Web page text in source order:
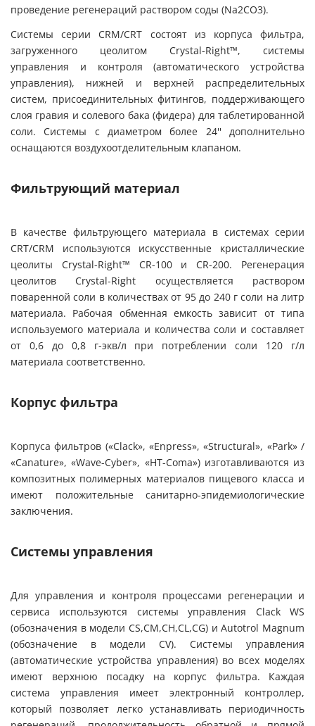
проведение регенераций раствором соды (Na2CO3).
Системы серии CRM/CRT состоят из корпуса фильтра,
загруженного цеолитом Crystal-Right™, системы
управления и контроля (автоматического устройства
управления), нижней и верхней распределительных
систем, присоединительных фитингов, поддерживающего
слоя гравия и солевого бака (фидера) для таблетированной
соли. Системы с диаметром более 24'' дополнительно
оснащаются воздухоотделительным клапаном.
Фильтрующий материал
В качестве фильтрующего материала в системах серии
CRT/CRM используются искусственные кристаллические
цеолиты Crystal-Right™ CR-100 и CR-200. Регенерация
цеолитов Crystal-Right осуществляется раствором
поваренной соли в количествах от 95 до 240 г соли на литр
материала. Рабочая обменная емкость зависит от типа
используемого материала и количества соли и составляет
от 0,6 до 0,8 г-экв/л при потреблении соли 120 г/л
материала соответственно.
Корпус фильтра
Корпуса фильтров («Clack», «Enpress», «Structural», «Park» /
«Canature», «Wave-Cyber», «HT-Coma») изготавливаются из
композитных полимерных материалов пищевого класса и
имеют положительные санитарно-эпидемиологические
заключения.
Системы управления
Для управления и контроля процессами регенерации и
сервиса используются системы управления Clack WS
(обозначения в модели CS,CM,CH,CL,CG) и Autotrol Magnum
(обозначение в модели CV). Системы управления
(автоматические устройства управления) во всех моделях
имеют верхнюю посадку на корпус фильтра. Каждая
система управления имеет электронный контроллер,
который позволяет легко устанавливать периодичность